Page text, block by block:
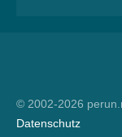
© 2002-2026
Datenschutz